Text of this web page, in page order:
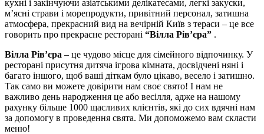
кухні і закінчуючи азіатськими делікатесами, легкі закуски,
м’ясні страви і морепродукти, привітний персонал, затишна
атмосфера, прекрасний вид на вечірній Київ з тераси – це все
говорить про прекрасне ресторані “Вілла Рів’єра” .
Вілла Рів’єра – це чудово місце для сімейного відпочинку. У
ресторані присутня дитяча ігрова кімната, досвідчені няні і
багато іншого, щоб ваші діткам було цікаво, весело і затишно.
Так само ви можете довірити нам своє свято! І нам не
важливо день народження це або весілля, адже на нашому
рахунку більше 1000 щасливих клієнтів, які до сих вдячні нам
за допомогу в проведення свята. Ми допоможемо вам скласти
меню!